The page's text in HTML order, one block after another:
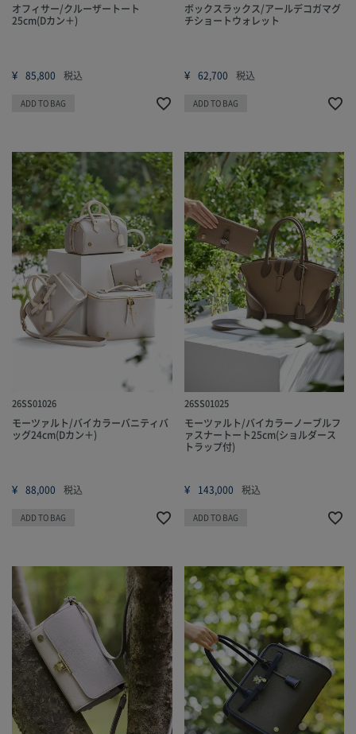
オフィサー/クルーザートート
25cm(Dカン＋)
¥ 85,800 税込
ADD TO BAG
ボックスラックス/アールデコガマグ
チショートウォレット
¥ 62,700 税込
ADD TO BAG
26SS01026
モーツァルト/バイカラーバニティバ
ッグ24cm(Dカン＋)
¥ 88,000 税込
ADD TO BAG
26SS01025
モーツァルト/バイカラーノーブルフ
ァスナートート25cm(ショルダース
トラップ付)
¥ 143,000 税込
ADD TO BAG